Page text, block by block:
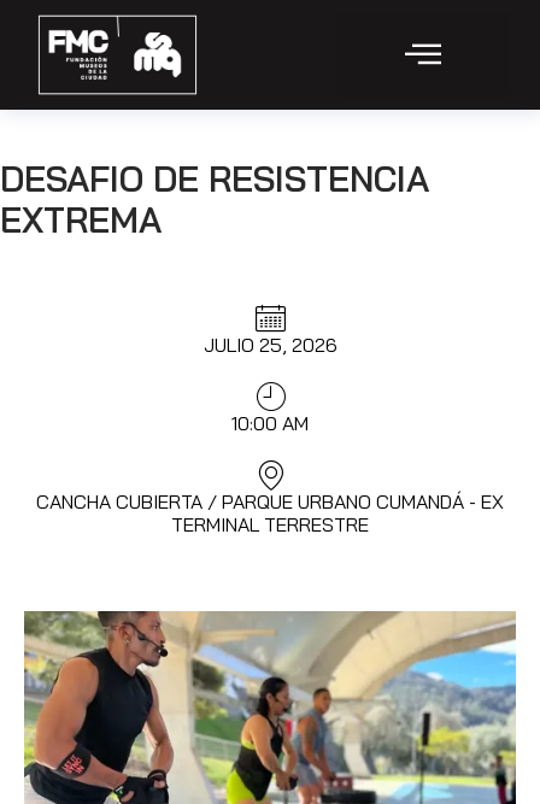
DESAFIO DE RESISTENCIA
EXTREMA
JULIO 25, 2026
10:00 AM
CANCHA CUBIERTA / PARQUE URBANO CUMANDÁ - EX
TERMINAL TERRESTRE